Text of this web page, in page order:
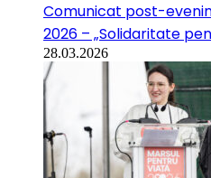
Comunicat post-
2026 – „Solidaritate
28.03.2026